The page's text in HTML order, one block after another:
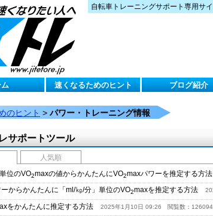
自転車トレーニングサポート専用サイ
速くなるためのヒント ブログ紹介
のヒント > パワー・トレーニング情報
サポートツール
人気順
位のVO2maxの値からかんたんにVO2maxパワーを推定する方
からかんたんに「ml/㎏/分」単位のVO2maxを推定する方法
をかんたんに推定する方法 2025年1月10日 09:26 閲覧数：126094